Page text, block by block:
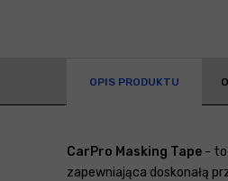
OPIS PRODUKTU
CarPro Masking Tape - to
zapewniająca doskonałą